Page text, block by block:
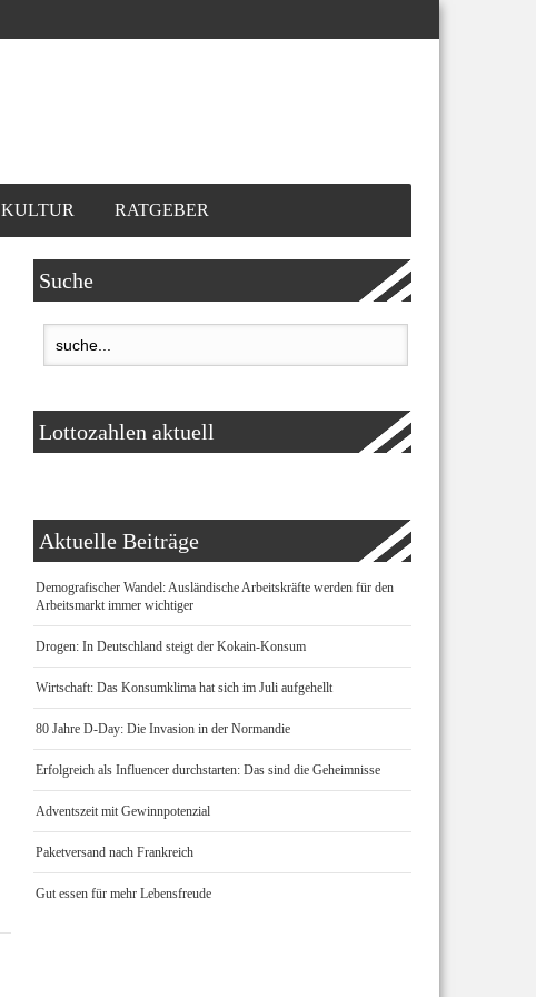
KULTUR RATGEBER
Suche
Lottozahlen aktuell
Aktuelle Beiträge
Demografischer Wandel: Ausländische Arbeitskräfte werden für den
Arbeitsmarkt immer wichtiger
Drogen: In Deutschland steigt der Kokain-Konsum
Wirtschaft: Das Konsumklima hat sich im Juli aufgehellt
80 Jahre D-Day: Die Invasion in der Normandie
Erfolgreich als Influencer durchstarten: Das sind die Geheimnisse
Adventszeit mit Gewinnpotenzial
Paketversand nach Frankreich
Gut essen für mehr Lebensfreude